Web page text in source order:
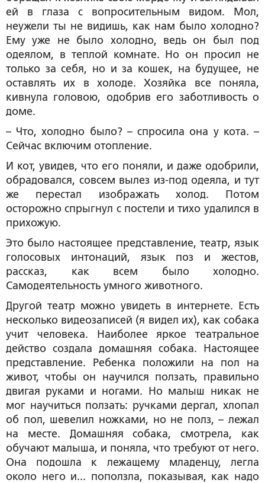
ей в глаза с вопросительным видом. Мол,
неужели ты не видишь, как нам было холодно?
Ему уже не было холодно, ведь он был под
одеялом, в теплой комнате. Но он просил не
только за себя, но и за кошек, на будущее, не
оставлять их в холоде. Хозяйка все поняла,
кивнула головою, одобрив его заботливость о
доме.
– Что, холодно было? – спросила она у кота. –
Сейчас включим отопление.
И кот, увидев, что его поняли, и даже одобрили,
обрадовался, совсем вылез из-под одеяла, и тут
же перестал изображать холод. Потом
осторожно спрыгнул с постели и тихо удалился в
прихожую.
Это было настоящее представление, театр, язык
голосовых интонаций, язык поз и жестов,
рассказ, как всем было холодно.
Самодеятельность умного животного.
Другой театр можно увидеть в интернете. Есть
несколько видеозаписей (я видел их), как собака
учит человека. Наиболее яркое театральное
действо создала домашняя собака. Настоящее
представление. Ребенка положили на пол на
живот, чтобы он научился ползать, правильно
двигая руками и ногами. Но малыш никак не
мог научиться ползать: ручками дергал, хлопал
об пол, шевелил ножками, но не полз, – лежал
на месте. Домашняя собака, смотрела, как
обучают малыша, и поняла, что требуют от него.
Она подошла к лежащему младенцу, легла
около него и... поползла, показывая, как надо